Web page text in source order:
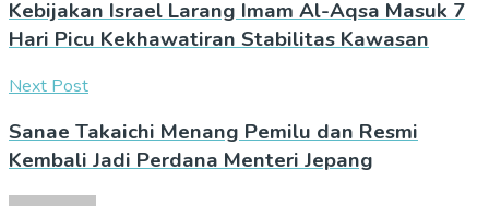
Kebijakan Israel Larang Imam Al-Aqsa Masuk 7
Hari Picu Kekhawatiran Stabilitas Kawasan
Next Post
Sanae Takaichi Menang Pemilu dan Resmi
Kembali Jadi Perdana Menteri Jepang